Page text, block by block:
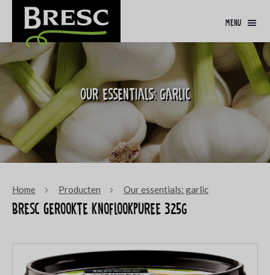
menu
Our essentials: garlic
Home Producten Our essentials: garlic
Bresc Gerookte knoflookpuree 325g